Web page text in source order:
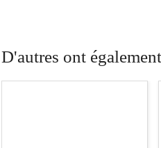
D'autres ont